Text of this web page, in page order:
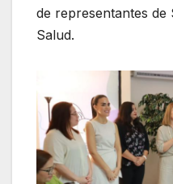
de representantes
Salud.